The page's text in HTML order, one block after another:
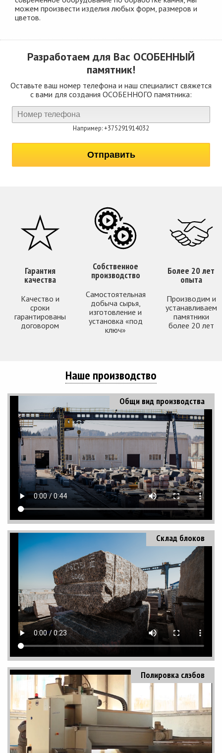
можем произвести изделия любых форм, размеров и
цветов.
Разработаем для Вас ОСОБЕННЫЙ
памятник!
Оставьте ваш номер телефона и наш специалист свяжется
с вами для создания ОСОБЕННОГО памятника:
Например: +375291914032
Гарантия
качества
Качество и
сроки
гарантированы
договором
Собственное
производство
Самостоятельная
добыча сырья,
изготовление и
установка «под
ключ»
Более 20 лет
опыта
Производим и
устанавливаем
памятники
более 20 лет
Наше производство
Общи вид производства
Склад блоков
Полировка слэбов